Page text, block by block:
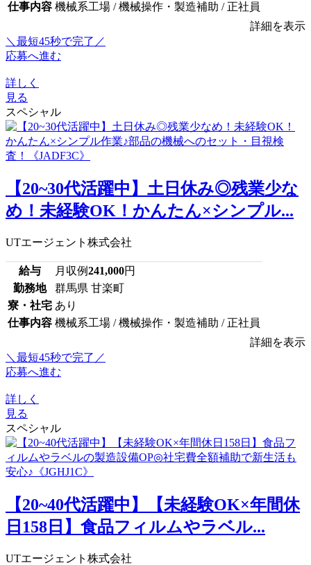
仕事内容 機械系工場 / 機械操作・製造補助 / 正社員
詳細を表示
＼最短45秒で完了／
応募へ進む
詳しく
見る
スペシャル
【20~30代活躍中】土日休み◎残業少な
め！未経験OK！かんたん×シンプル...
UTエージェント株式会社
給与 月収例241,000円
勤務地
群馬県 甘楽町
寮・社宅 あり
仕事内容 機械系工場 / 機械操作・製造補助 / 正社員
詳細を表示
＼最短45秒で完了／
応募へ進む
詳しく
見る
スペシャル
【20~40代活躍中】【未経験OK×年間休
日158日】食品フィルムやラベル...
UTエージェント株式会社